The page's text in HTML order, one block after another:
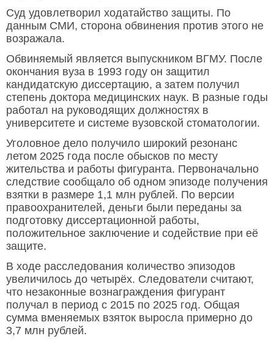
Суд удовлетворил ходатайство защиты. По
данным СМИ, сторона обвинения против этого не
возражала.
Обвиняемый является выпускником ВГМУ. После
окончания вуза в 1993 году он защитил
кандидатскую диссертацию, а затем получил
степень доктора медицинских наук. В разные годы
работал на руководящих должностях в
университете и системе вузовской стоматологии.
Уголовное дело получило широкий резонанс
летом 2025 года после обысков по месту
жительства и работы фигуранта. Первоначально
следствие сообщало об одном эпизоде получения
взятки в размере 1,1 млн рублей. По версии
правоохранителей, деньги были переданы за
подготовку диссертационной работы,
положительное заключение и содействие при её
защите.
В ходе расследования количество эпизодов
увеличилось до четырёх. Следователи считают,
что незаконные вознаграждения фигурант
получал в период с 2015 по 2025 год. Общая
сумма вменяемых взяток выросла примерно до
3,7 млн рублей.